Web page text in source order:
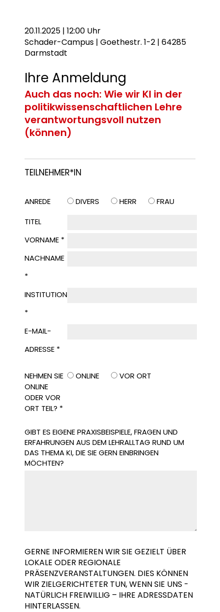
20.11.2025 | 12:00 Uhr
Schader-Campus | Goethestr. 1-2 | 64285
Darmstadt
Ihre Anmeldung
Auch das noch: Wie wir KI in der
politikwissenschaftlichen Lehre
verantwortungsvoll nutzen
(können)
TEILNEHMER*IN
ANREDE DIVERS HERR
FRAU
TITEL
VORNAME *
NACHNAME
*
INSTITUTION
*
E-MAIL-
ADRESSE *
NEHMEN SIE
ONLINE
ODER VOR
ORT TEIL? *
ONLINE VOR ORT
GIBT ES EIGENE PRAXISBEISPIELE, FRAGEN UND
ERFAHRUNGEN AUS DEM LEHRALLTAG RUND UM
DAS THEMA KI, DIE SIE GERN EINBRINGEN
MÖCHTEN?
GERNE INFORMIEREN WIR SIE GEZIELT ÜBER
LOKALE ODER REGIONALE
PRÄSENZVERANSTALTUNGEN. DIES KÖNNEN
WIR ZIELGERICHTETER TUN, WENN SIE UNS -
NATÜRLICH FREIWILLIG – IHRE ADRESSDATEN
HINTERLASSEN.